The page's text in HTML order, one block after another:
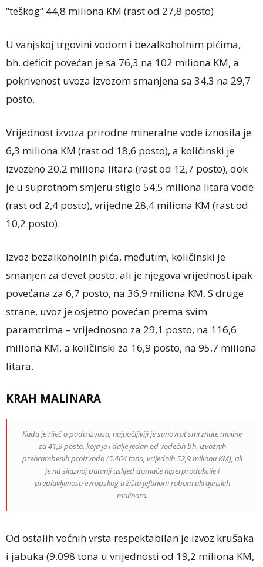
“teškog“ 44,8 miliona KM (rast od 27,8 posto).
U vanjskoj trgovini vodom i bezalkoholnim pićima,
bh. deficit povećan je sa 76,3 na 102 miliona KM, a
pokrivenost uvoza izvozom smanjena sa 34,3 na 29,7
posto.
Vrijednost izvoza prirodne mineralne vode iznosila je
6,3 miliona KM (rast od 18,6 posto), a količinski je
izvezeno 20,2 miliona litara (rast od 12,7 posto), dok
je u suprotnom smjeru stiglo 54,5 miliona litara vode
(rast od 2,4 posto), vrijedne 28,4 miliona KM (rast od
10,2 posto).
Izvoz bezalkoholnih pića, međutim, količinski je
smanjen za devet posto, ali je njegova vrijednost ipak
povećana za 6,7 posto, na 36,9 miliona KM. S druge
strane, uvoz je osjetno povećan prema svim
paramtrima – vrijednosno za 29,1 posto, na 116,6
miliona KM, a količinski za 16,9 posto, na 95,7 miliona
litara.
KRAH MALINARA
Kada je riječ o padu izvoza, najuočljiviji je sunovrat smrznute maline
za 41,3 posto, koja je i dalje jedan od vodećih bh. izvoznih
prehrambenih proizvoda (5.464 tona, vrijednih 52,9 miliona KM), ali
je na silaznoj putanji uslijed domaće hiperprodukcije i
preplavljenosti evropskog tržišta jeftinom robom ukrajinskih
malinara.
Od ostalih voćnih vrsta respektabilan je izvoz krušaka
i jabuka (9.098 tona u vrijednosti od 19,2 miliona KM,